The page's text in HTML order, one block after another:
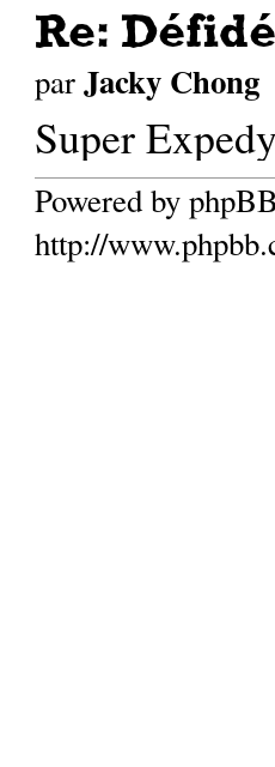
Re:
parJacky Chong
Super
Powered by
http://